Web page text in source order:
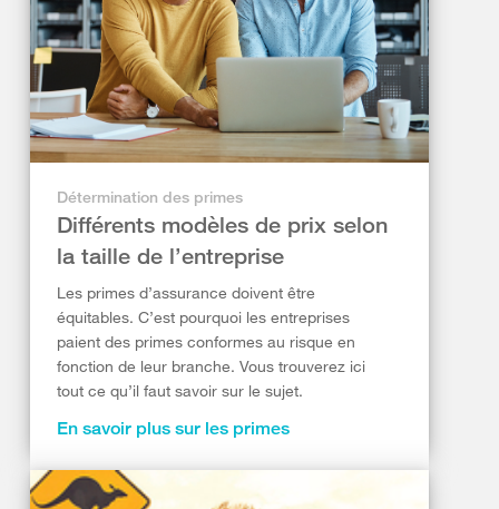
Détermination des primes
Différents modèles de prix selon
la taille de l’entreprise
Les primes d’assurance doivent être
équitables. C’est pourquoi les entreprises
paient des primes conformes au risque en
fonction de leur branche. Vous trouverez ici
tout ce qu’il faut savoir sur le sujet.
En savoir plus sur les primes